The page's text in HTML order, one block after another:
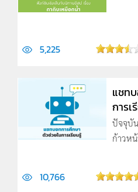
5,225
แชท
การเ
ปัจจุบั
ก้าวห
10,766